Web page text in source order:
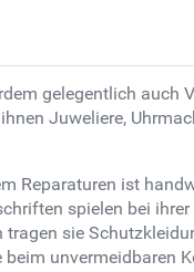
gelegentlich auch
Juweliere,
Reparaturen ist
spielen bei
sie
unvermeidbaren